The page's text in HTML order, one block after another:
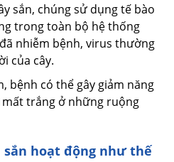
sắn, chúng sử dụng tế bào
trong toàn bộ hệ thống
nhiễm bệnh, virus thường
của cây.
bệnh có thể gây giảm năng
mất trắng ở những ruộng
sắn hoạt động như thế